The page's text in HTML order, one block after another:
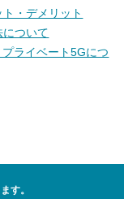
・デメリット
ついて
ライベート5Gにつ
す。